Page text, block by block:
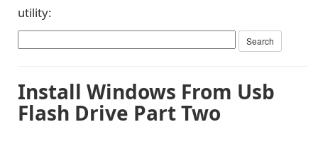
utility:
Install Windows From Usb
Flash Drive Part Two